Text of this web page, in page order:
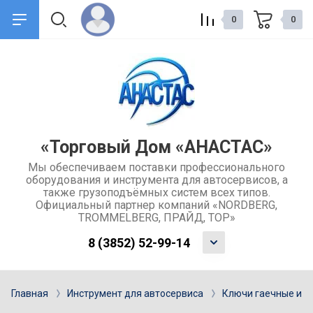
Контакты
Отзывы
Учредительные документы
Сервис и поддержка
Обмен и возврат товара
Каталоги
Ремонт и услуги
Гарантия
«Торговый Дом «АНАСТАС»
Мы обеспечиваем поставки профессионального
оборудования и инструмента для автосервисов, а
также грузоподъёмных систем всех типов.
Официальный партнер компаний «NORDBERG,
TROMMELBERG, ПРАЙД, ТОР»
8 (3852) 52-99-14
0 0
Главная Инструмент для автосервиса Ключи гаечные и